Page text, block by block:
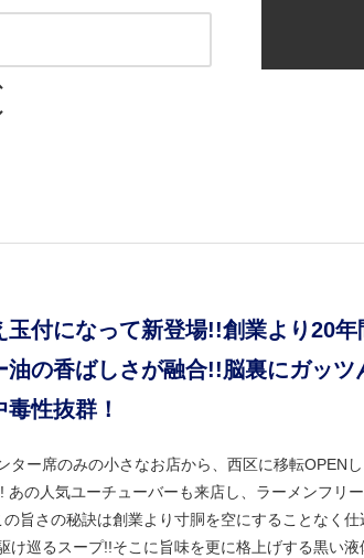
玉付になって新登場!!創業より20年
油の香ばしさが融合!!脳裏にガッ
毒性抜群！
ター席のみの小さなお店から、西区に移転OPEN
の人気ユーチューバーも来店し、ラーメンフリ
の旨さの秘訣は創業より寸胴を空にすることなく
け巡るスープ!!そこに旨味を更に格上げする黒い